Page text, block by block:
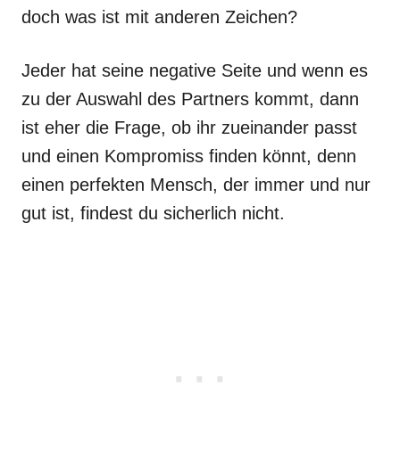
doch was ist mit anderen Zeichen?
Jeder hat seine negative Seite und wenn es
zu der Auswahl des Partners kommt, dann
ist eher die Frage, ob ihr zueinander passt
und einen Kompromiss finden könnt, denn
einen perfekten Mensch, der immer und nur
gut ist, findest du sicherlich nicht.